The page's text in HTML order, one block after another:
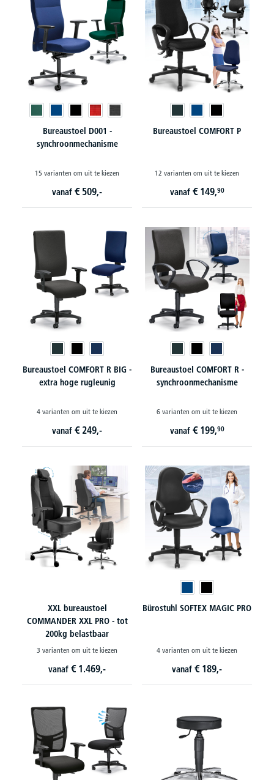
Bureaustoel D001 -
synchroonmechanisme
15 varianten om uit te kiezen
vanaf € 509,-
Bureaustoel COMFORT P
12 varianten om uit te kiezen
vanaf € 149,90
Bureaustoel COMFORT R BIG -
extra hoge rugleunig
4 varianten om uit te kiezen
vanaf € 249,-
Bureaustoel COMFORT R -
synchroonmechanisme
6 varianten om uit te kiezen
vanaf € 199,90
XXL bureaustoel
COMMANDER XXL PRO - tot
200kg belastbaar
3 varianten om uit te kiezen
vanaf € 1.469,-
Bürostuhl SOFTEX MAGIC PRO
4 varianten om uit te kiezen
vanaf € 189,-